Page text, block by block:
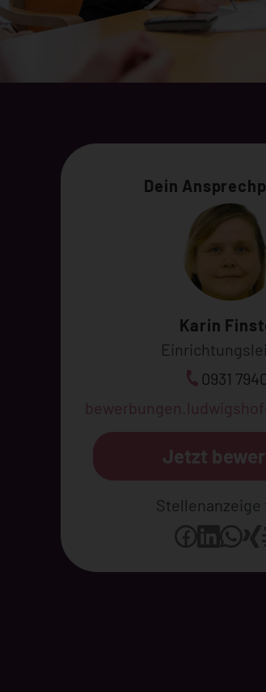
Dein
Karin
0931
Jetzt
Stellenanzeige